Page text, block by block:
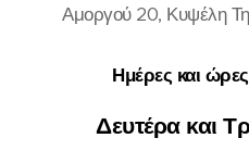
Αμοργού 20, Κυψέλη
Ημέρες και
Δευτέρα και